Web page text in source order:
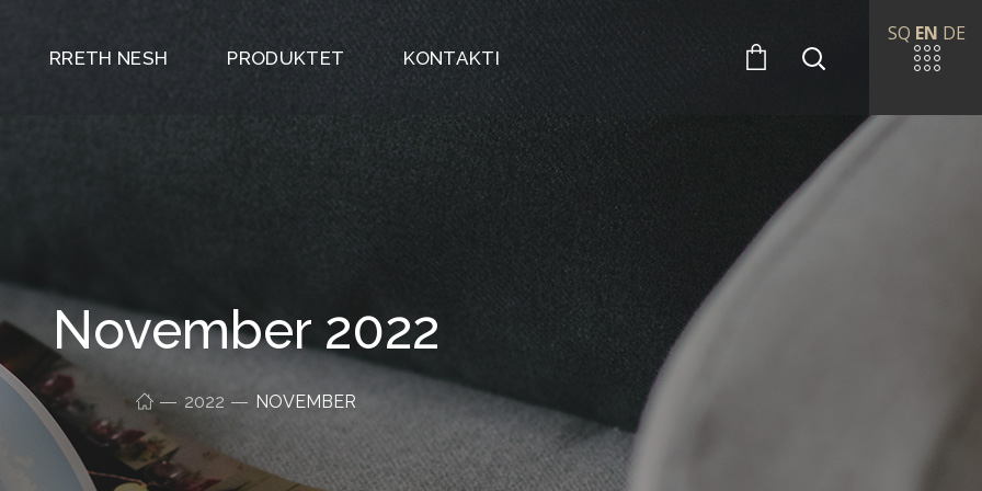
RRETH NESH PRODUKTET KONTAKTI
November 2022
2022 NOVEMBER
SQ EN DE